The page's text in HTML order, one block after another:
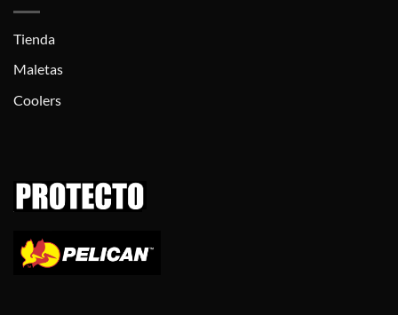
Tienda
Maletas
Coolers